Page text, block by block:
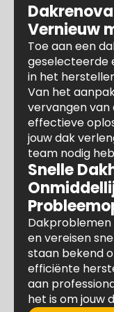
Vernieuw
Toe aan een
geselecteerde
in het
Van het
vervangen van
effectieve
jouw dak
team nodig
Snelle
en vereisen
staan bekend
efficiënte
aan
het is om jouw